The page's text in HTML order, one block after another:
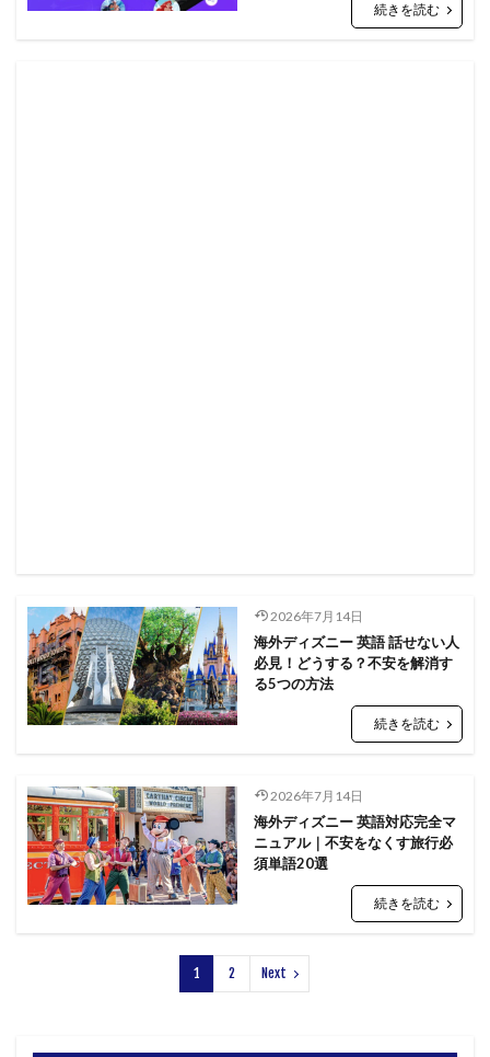
続きを読む
2026年7月14日
海外ディズニー 英語 話せない人
必見！どうする？不安を解消す
る5つの方法
続きを読む
2026年7月14日
海外ディズニー 英語対応完全マ
ニュアル｜不安をなくす旅行必
須単語20選
続きを読む
1 2 Next